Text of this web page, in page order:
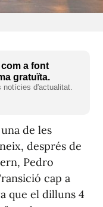
com a font
gratuïta.
notícies d'actualitat.
una de les
després de
Pedro
cap a
que el dilluns 4